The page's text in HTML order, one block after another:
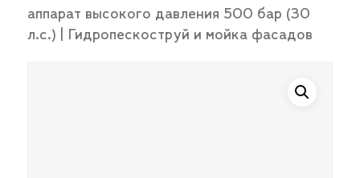
аппарат высокого давления 500 бар (30
л.с.) | Гидропескоструй и мойка фасадов